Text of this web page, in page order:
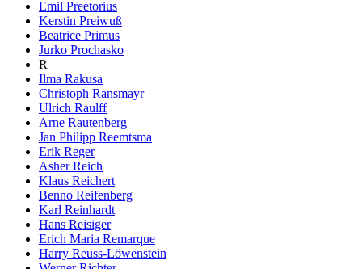
Emil Preetorius
Kerstin Preiwuß
Beatrice Primus
Jurko Prochasko
R
Ilma Rakusa
Christoph Ransmayr
Ulrich Raulff
Arne Rautenberg
Jan Philipp Reemtsma
Erik Reger
Asher Reich
Klaus Reichert
Benno Reifenberg
Karl Reinhardt
Hans Reisiger
Erich Maria Remarque
Harry Reuss-Löwenstein